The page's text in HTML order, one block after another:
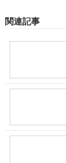
関連記事